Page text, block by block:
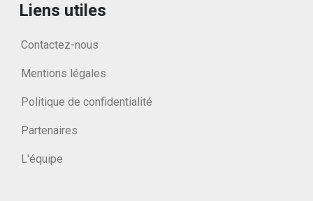
Liens utiles
Contactez-nous
Mentions légales
Politique de confidentialité
Partenaires
L'équipe